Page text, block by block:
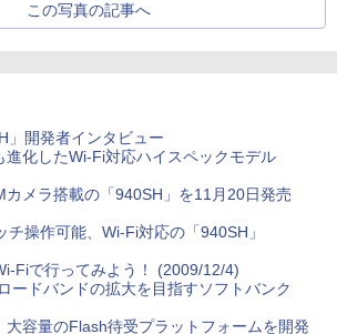
この写真の記事へ
」開発者インタビュー
進化したWi-Fi対応ハイスペックモデル
カメラ搭載の「940SH」を11月20日発売
チ操作可能、Wi-Fi対応の「940SH」
Fiで行ってみよう！
(2009/12/4)
ードバンドの拡大を目指すソフトバンク
大容量のFlash待受プラットフォームを開発